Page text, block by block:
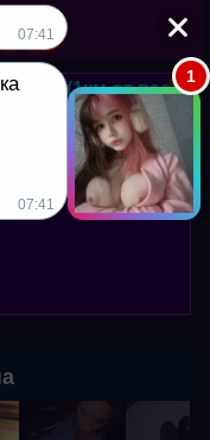
лет. (1км от вас)
в профиле. Хочу
куни, пишите!
07:41
07:41
1